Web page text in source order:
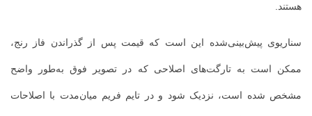
هستند.
سناریوی پیش‌بینی‌شده این است که قیمت پس از گذراندن فاز رنج،
ممکن است به تارگت‌های اصلاحی که در تصویر فوق به‌طور واضح
مشخص شده است، نزدیک شود و در تایم فریم میان‌مدت با اصلاحات